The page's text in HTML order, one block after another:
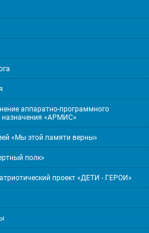
аппаратно-программного
назначения «АРМИС»
«Мы этой памяти верны»
полк»
проект «ДЕТИ - ГЕРОИ»